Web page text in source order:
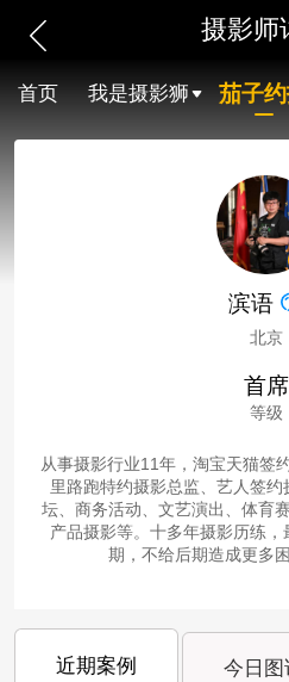
摄影师
首页 我是摄影狮 茄子
滨语
北京
首席
等级
从事摄影行业11年，淘宝天猫签
里路跑特约摄影总监、艺人签
坛、商务活动、文艺演出、体育
产品摄影等。十多年摄影历练
期，不给后期造成更多
近期案例 今日图